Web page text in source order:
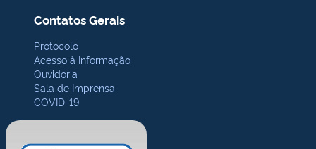
Contatos Gerais
Protocolo
Acesso à Informação
Ouvidoria
Sala de Imprensa
COVID-19